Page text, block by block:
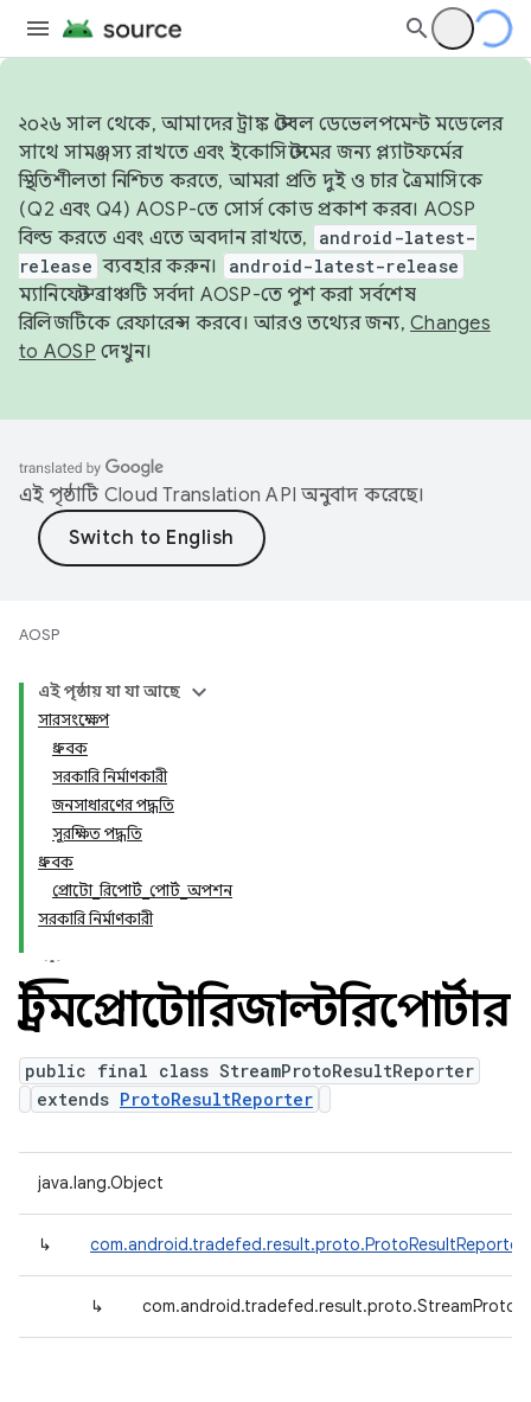
২০২৬ সাল থেকে, আমাদের ট্রাঙ্ক স্টেবল ডেভেলপমেন্ট মডেলের
সাথে সামঞ্জস্য রাখতে এবং ইকোসিস্টেমের জন্য প্ল্যাটফর্মের
স্থিতিশীলতা নিশ্চিত করতে, আমরা প্রতি দুই ও চার ত্রৈমাসিকে
(Q2 এবং Q4) AOSP-তে সোর্স কোড প্রকাশ করব। AOSP
বিল্ড করতে এবং এতে অবদান রাখতে,
android-latest-
release ব্যবহার করুন। android-latest-release
ম্যানিফেস্ট ব্রাঞ্চটি সর্বদা AOSP-তে পুশ করা সর্বশেষ
রিলিজটিকে রেফারেন্স করবে। আরও তথ্যের জন্য, Changes
to AOSP দেখুন।
এই পৃষ্ঠাটি Cloud Translation API অনুবাদ করেছে।
AOSP
এই পৃষ্ঠায় যা যা আছে
সারসংক্ষেপ
ধ্রুবক
সরকারি নির্মাণকারী
জনসাধারণের পদ্ধতি
সুরক্ষিত পদ্ধতি
ধ্রুবক
প্রোটো_রিপোর্ট_পোর্ট_অপশন
সরকারি নির্মাণকারী
স্ট্রিমপ্রোটোরিজাল্টরিপোর্টার
public final class StreamProtoResultReporter
extends ProtoResultReporter
java.lang.Object
↳ com.android.tradefed.result.proto.ProtoResultReporter
↳